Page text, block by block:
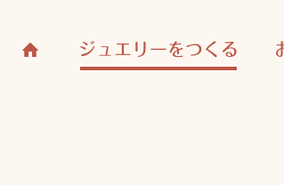
ジュエリーをつくる